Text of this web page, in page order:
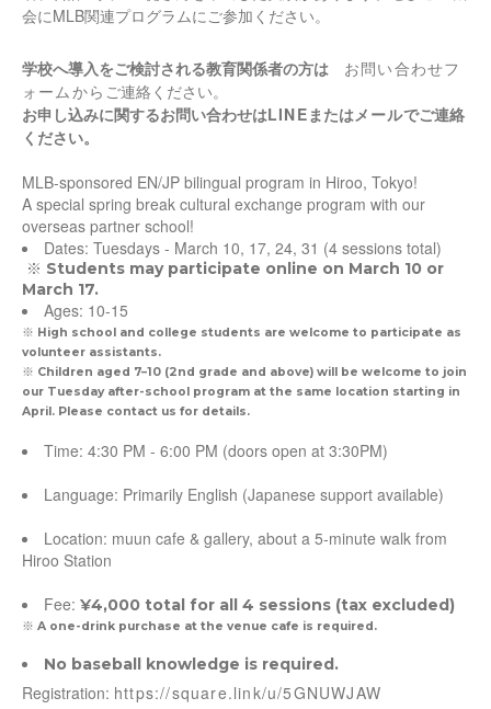
会にMLB関連プログラムにご参加ください。
学校へ導入をご検討される教育関係者の方は お問い合わせフ
ォームから ご連絡ください。
お申し込みに関するお問い合わせはLINE またはメールでご連絡
ください。
MLB-sponsored EN/JP bilingual program in Hiroo, Tokyo!
A special spring break cultural exchange program with our
overseas partner school!
Dates: Tuesdays - March 10, 17, 24, 31 (4 sessions total)
※ Students may participate online on March 10 or
March 17.
Ages: 10-15
※ High school and college students are welcome to participate as
volunteer assistants.
※ Children aged 7–10 (2nd grade and above) will be welcome to join
our Tuesday after-school program at the same location starting in
April. Please contact us for details.
Time: 4:30 PM - 6:00 PM (doors open at 3:30PM)
Language: Primarily English (Japanese support available)
Location: muun cafe & gallery, about a 5-minute walk from
Hiroo Station
Fee: ¥4,000 total for all 4 sessions (tax excluded)
※ A one-drink purchase at the venue cafe is required.
No baseball knowledge is required.
Registration: https://square.link/u/5GNUWJAW